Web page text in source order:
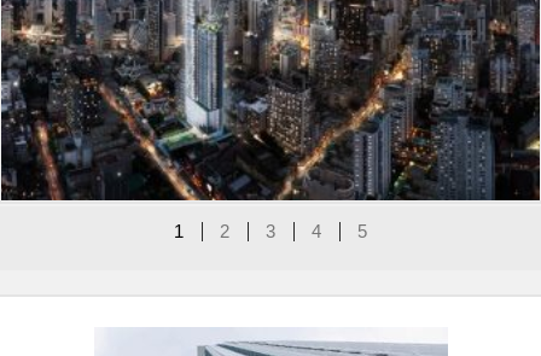
1 2 3 4 5
Type of Actives Projects